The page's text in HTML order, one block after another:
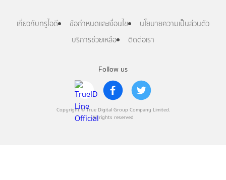
Follow us
Copyright © True Digital Group Company Limited.
All rights reserved
เกี่ยวกับทรูไอดี ข้อกำหนดและเงื่อนไข
นโยบายความเป็นส่วนตัว
บริการช่วยเหลือ
ติดต่อเรา